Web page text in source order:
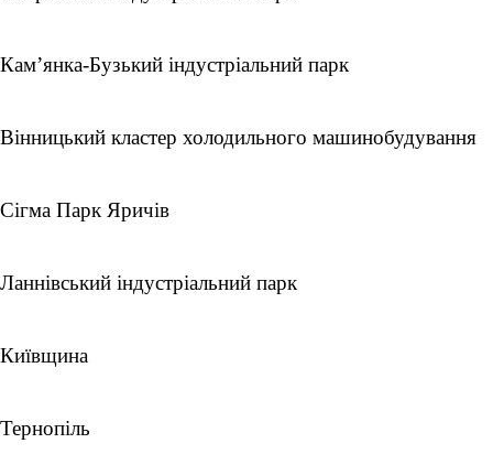
Кам’янка-Бузький індустріальний парк
Вінницький кластер холодильного машинобудування
Сігма Парк Яричів
Ланнівський індустріальний парк
Київщина
Тернопіль